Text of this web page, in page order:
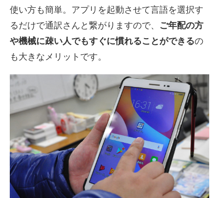
使い方も簡単。アプリを起動させて言語を選択す
るだけで通訳さんと繋がりますので、 ご年配の方
や機械に疎い人でもすぐに慣れることができるの
も大きなメリットです。